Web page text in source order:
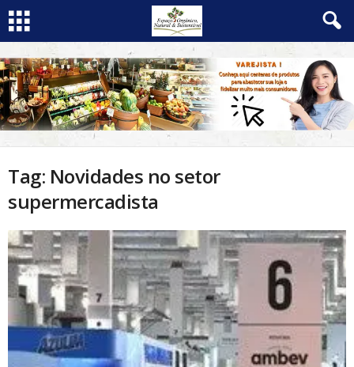
Tag: Novidades no setor
supermercadista